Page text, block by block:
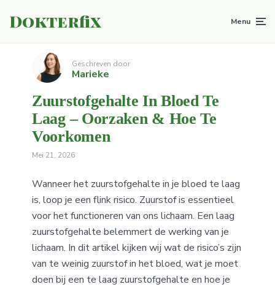
Dokterfix Menu
Geschreven door
Marieke
Zuurstofgehalte In Bloed Te
Laag – Oorzaken & Hoe Te
Voorkomen
Mei 21, 2026
Wanneer het zuurstofgehalte in je bloed te laag
is, loop je een flink risico. Zuurstof is essentieel
voor het functioneren van ons lichaam. Een laag
zuurstofgehalte belemmert de werking van je
lichaam. In dit artikel kijken wij wat de risico’s zijn
van te weinig zuurstof in het bloed, wat je moet
doen bij een te laag zuurstofgehalte en hoe je